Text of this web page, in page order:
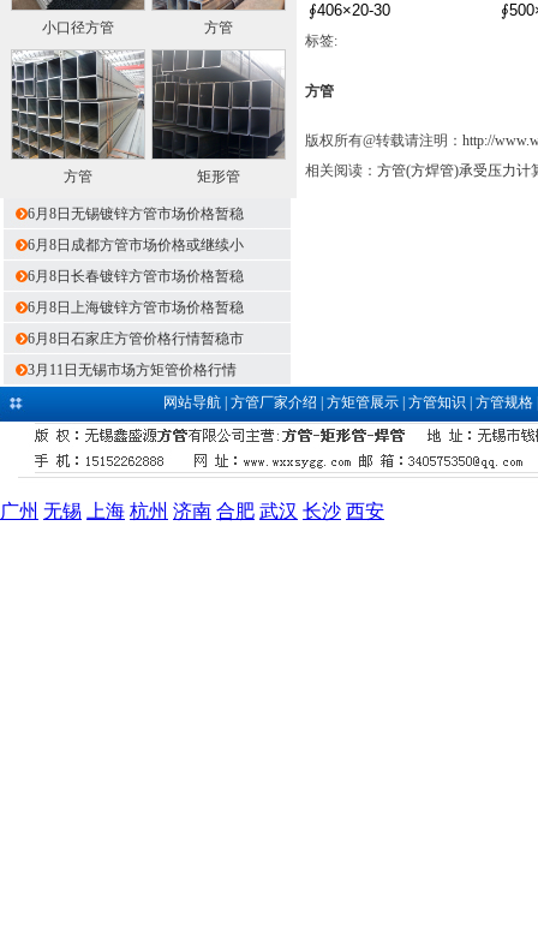
小口径方管 方管
方管 矩形管
6月8日无锡镀锌方管市场价格暂稳
6月8日成都方管市场价格或继续小
6月8日长春镀锌方管市场价格暂稳
6月8日上海镀锌方管市场价格暂稳
6月8日石家庄方管价格行情暂稳市
3月11日无锡市场方矩管价格行情
∮406×20-30
标签:
方管
版权所有@转载请注明： http://
相关阅读： 方管(方焊管)承受压力计
网站导航| 方管厂家介绍 方矩管展示| 方管知识 方管规格
广州 无锡 上海 杭州 济南 合肥 武汉 长沙 西安